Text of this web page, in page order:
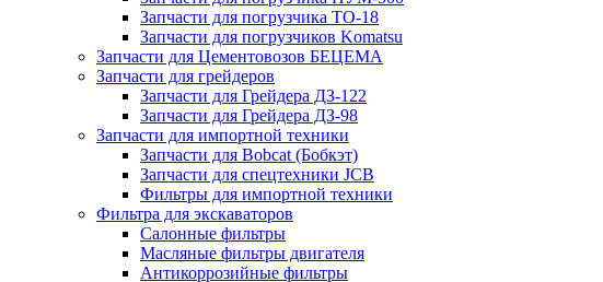
Запчасти для погрузчика ТО-18
Запчасти для погрузчиков Komatsu
Запчасти для Цементовозов БЕЦЕМА
Запчасти для грейдеров
Запчасти для Грейдера ДЗ-122
Запчасти для Грейдера ДЗ-98
Запчасти для импортной техники
Запчасти для Bobcat (Бобкэт)
Запчасти для спецтехники JCB
Фильтры для импортной техники
Фильтра для экскаваторов
Салонные фильтры
Масляные фильтры двигателя
Антикоррозийные фильтры